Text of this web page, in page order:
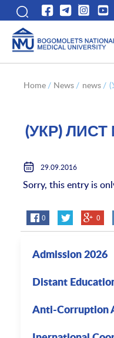
Home / News / news /
(УКР) ЛИСТ
29.09.2016
Sorry, this entry is
0 0
Admission 2026
Distant
Anti-Corruption